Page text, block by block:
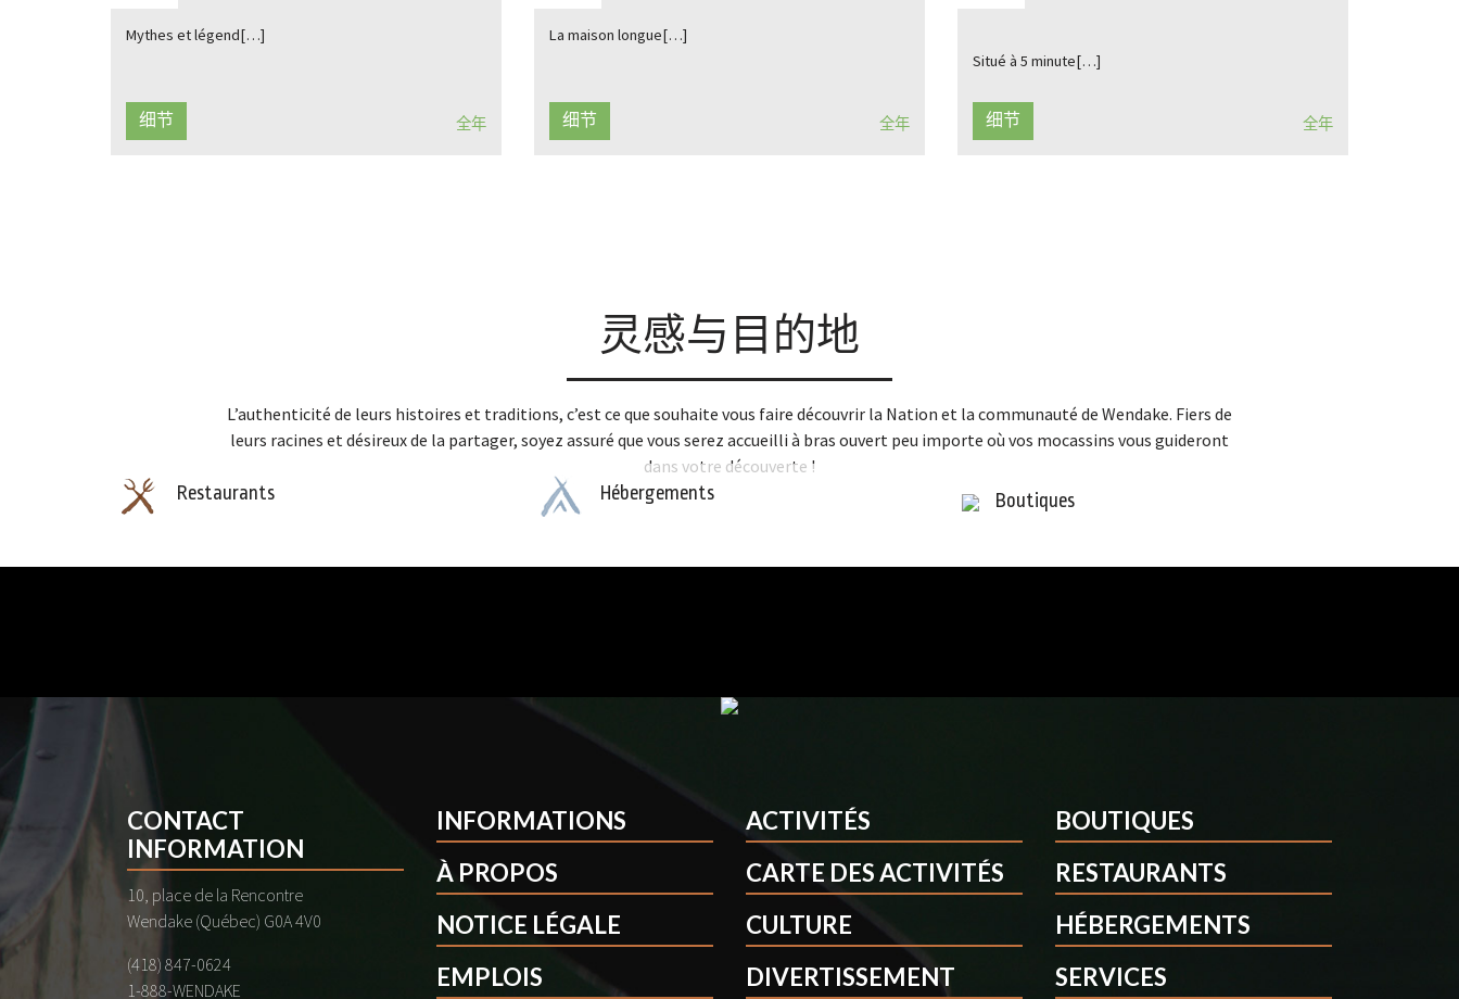
Mythes et légend[…]
细节 全年
La maison longue[…]
细节 全年
Situé à 5 minute[…]
细节 全年
灵感与目的地
L’authenticité de leurs histoires et traditions, c’est ce que souhaite vous faire découvrir la Nation et la communauté de Wendake. Fiers de
leurs racines et désireux de la partager, soyez assuré que vous serez accueilli à bras ouvert peu importe où vos mocassins vous guideront
dans votre découverte !
Restaurants
Hébergements Boutiques
CONTACT
INFORMATION
10, place de la Rencontre
Wendake (Québec) G0A 4V0
(418) 847-0624
1-888-WENDAKE
INFORMATIONS
À PROPOS
NOTICE LÉGALE
EMPLOIS
ACTIVITÉS
CARTE DES ACTIVITÉS
CULTURE
DIVERTISSEMENT
BOUTIQUES
RESTAURANTS
HÉBERGEMENTS
SERVICES